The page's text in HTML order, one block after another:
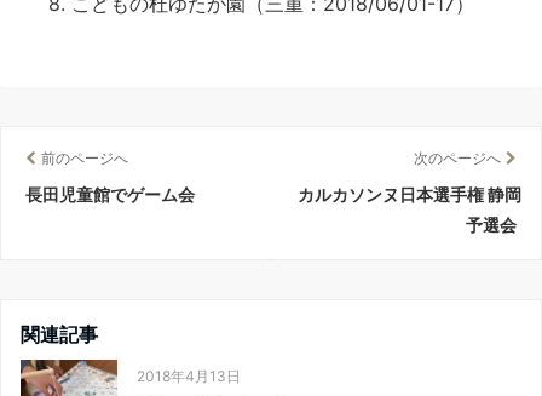
前のページへ
長田児童館でゲーム会
次のページへ
カルカソンヌ日本選手権 静岡
予選会
関連記事
2018年4月13日